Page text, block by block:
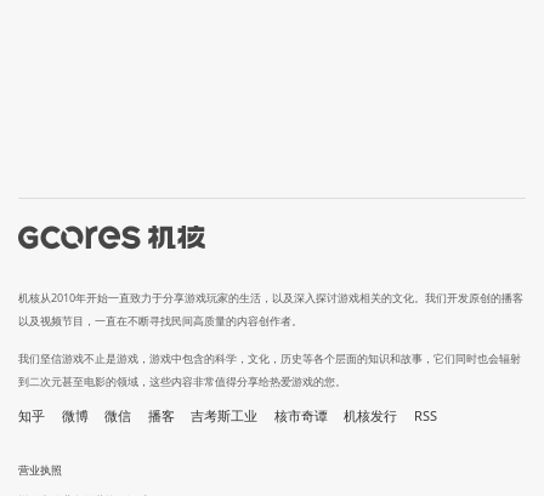
机核从2010年开始一直致力于分享游戏玩家的生活，以及深入探讨游戏相关的文化。我们开发原创的播客
以及视频节目，一直在不断寻找民间高质量的内容创作者。
我们坚信游戏不止是游戏，游戏中包含的科学，文化，历史等各个层面的知识和故事，它们同时也会辐射
到二次元甚至电影的领域，这些内容非常值得分享给热爱游戏的您。
知乎 微博 微信 播客 吉考斯工业 核市奇谭 机核发行 RSS
营业执照